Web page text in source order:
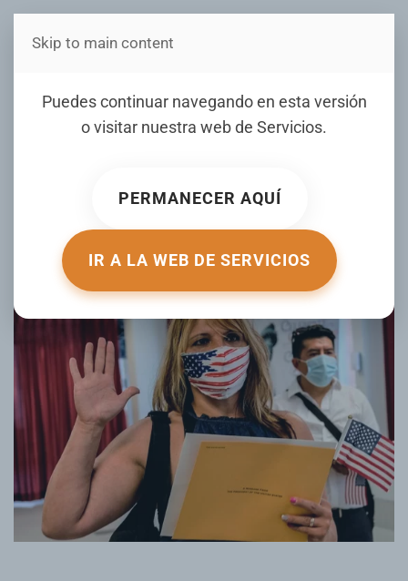
Estás en Telenord Medios
Puedes continuar navegando en esta versión
o visitar nuestra web de Servicios.
PERMANECER AQUÍ
IR A LA WEB DE SERVICIOS
Skip to main content
Mayoría de quienes pidan
ahora la ciudadanía no
ESCRITO POR UNIVISION.COM EL 08 NOVIEMBRE 2021
PUBLICADO EN
MIGRACIÓN AL DÍA.